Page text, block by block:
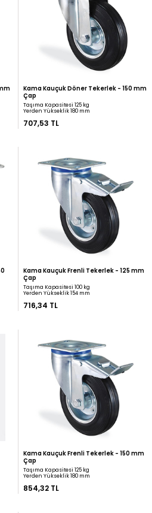
150 mm
Mertsan Kauçuk Döner
mm Çap
Taşıma Kapasitesi 150 kg
Yerden Yükseklik 185 mm
608,91 TL
- 150 mm
Kama Kauçuk Döner
Çap
Taşıma Kapasitesi 125 kg
Yerden Yükseklik 180 mm
707,53 TL